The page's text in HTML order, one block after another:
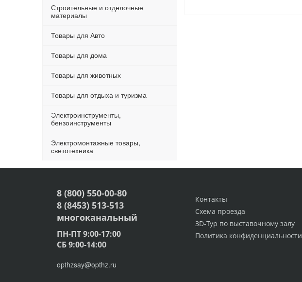
Строительные и отделочные
материалы
Товары для Авто
Товары для дома
Товары для животных
Товары для отдыха и туризма
Электроинструменты,
бензоинструменты
Электромонтажные товары,
светотехника
Контакты
Схема проезда
3D-Тур по выставочному залу
Политика конфиденциальности
8 (800) 550-00-80
8 (8453) 513-513
многоканальный
ПН-ПТ 9:00-17:00
СБ 9:00-14:00
opthzsay@opthz.ru